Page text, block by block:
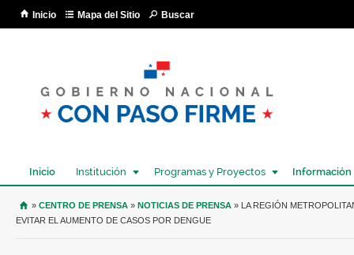
Inicio Mapa del Sitio Buscar
Inicio Institución Programas y Proyectos Información
USTED SE ENCUENTRA AQUÍ
» CENTRO DE PRENSA » NOTICIAS DE PRENSA » LA REGIÓN
EVITAR EL AUMENTO DE CASOS POR DENGUE